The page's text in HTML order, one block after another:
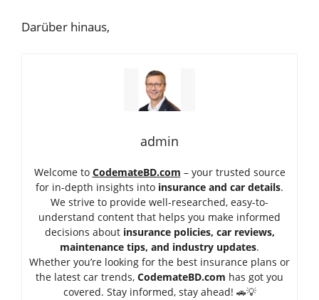
Darüber hinaus,
admin
Welcome to CodemateBD.com – your trusted source
for in-depth insights into insurance and car details.
We strive to provide well-researched, easy-to-
understand content that helps you make informed
decisions about insurance policies, car reviews,
maintenance tips, and industry updates.
Whether you’re looking for the best insurance plans or
the latest car trends, CodemateBD.com has got you
covered. Stay informed, stay ahead! 🚗💡